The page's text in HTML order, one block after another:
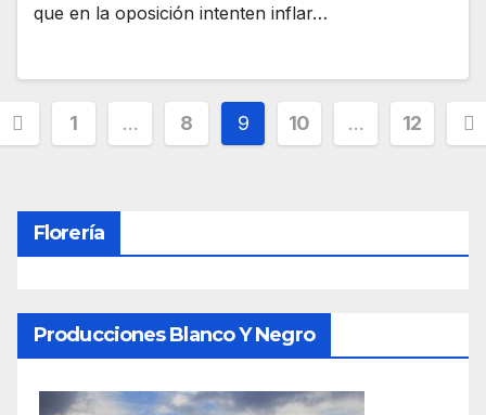
que en la oposición intenten inflar…
1 … 8 9 10 … 12
Florería
Producciones Blanco Y Negro